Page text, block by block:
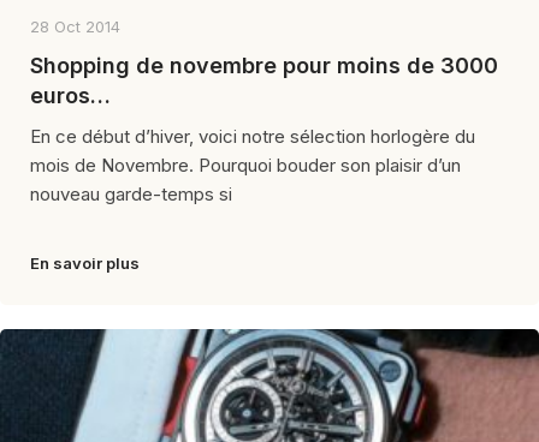
28 Oct 2014
Shopping de novembre pour moins de 3000
euros…
En ce début d’hiver, voici notre sélection horlogère du
mois de Novembre. Pourquoi bouder son plaisir d’un
nouveau garde-temps si
En savoir plus